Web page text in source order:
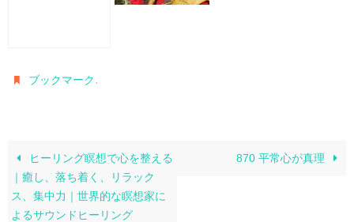
ブックマーク.
ヒーリング瞑想で心を整える
｜癒し、落ち着く、リラック
ス、集中力｜世界的な瞑想家に
よるサウンドヒーリング
870 平常心が真理